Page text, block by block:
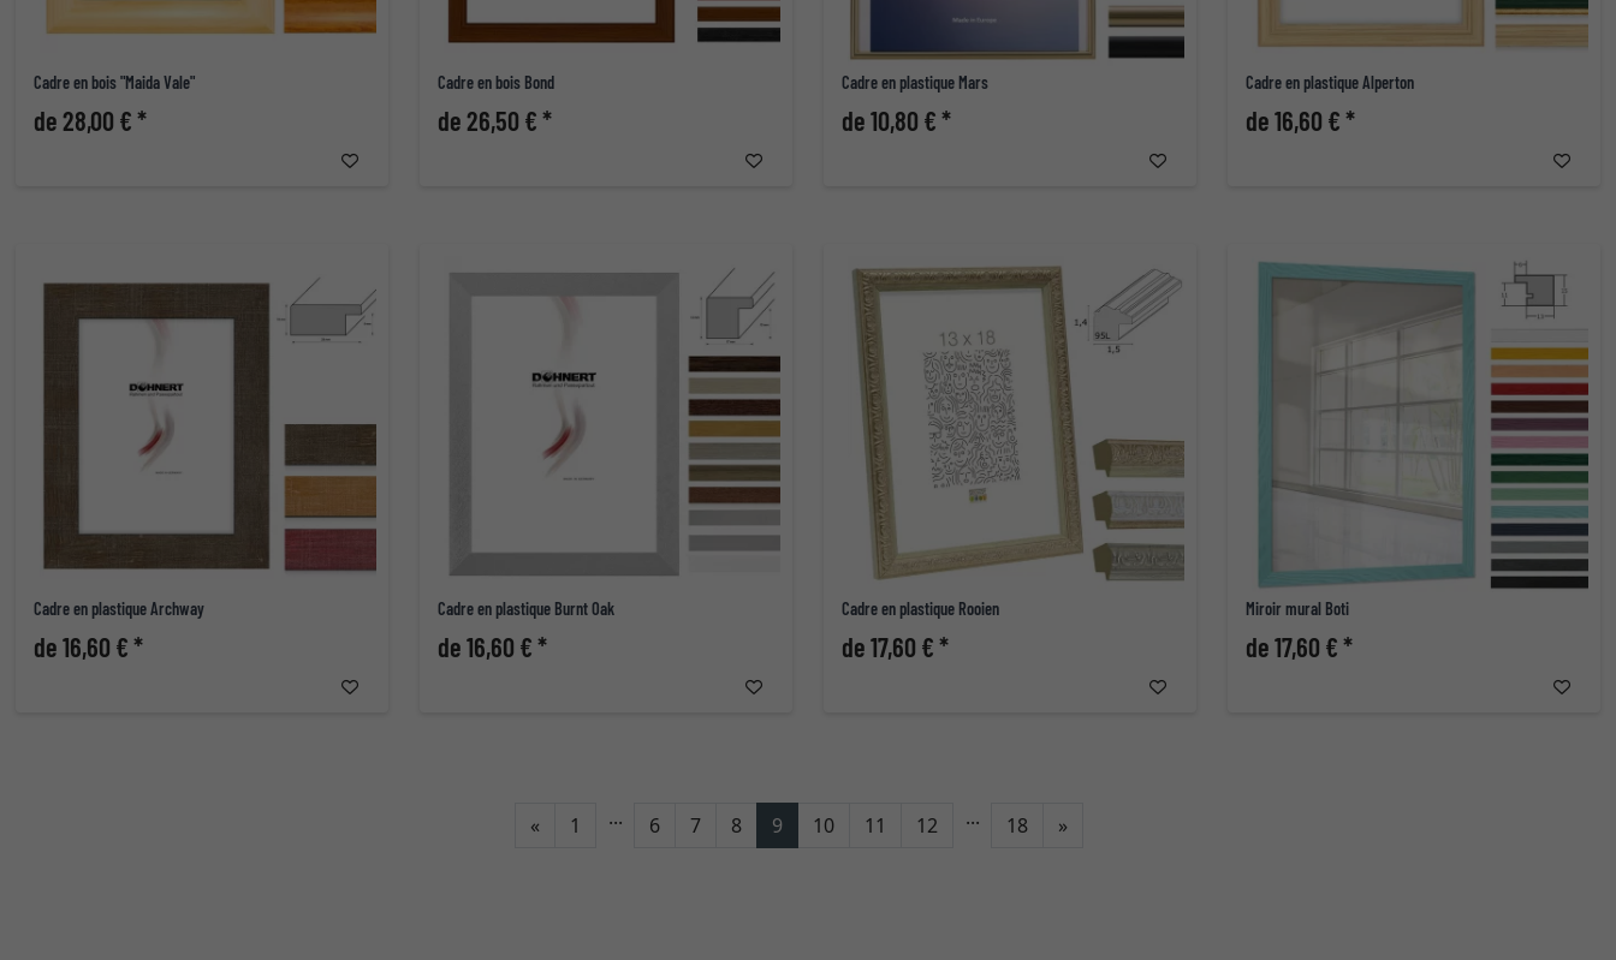
Cadre en bois "Maida Vale"
de 28,00 € *
Cadre en bois Bond
de 26,50 € *
Cadre en plastique Mars
de 10,80 € *
Cadre en plastique Alperton
de 16,60 € *
Cadre en plastique Archway
de 16,60 € *
Cadre en plastique Burnt Oak
de 16,60 € *
Cadre en plastique Rooien
de 17,60 € *
Miroir mural Boti
de 17,60 € *
«Retour
1 ... 6 7 8 9 10 11 12 ... 18 »Continuer